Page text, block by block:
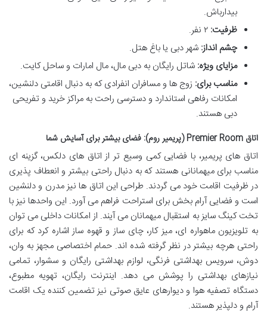
بیدارباش.
ظرفیت:
چشم انداز: شهر دبی یا باغ هتل.
مزایای ویژه: شاتل رایگان به دبی مال، مال امارات و ساحل کایت.
مناسب برای: زوج ها و مسافران انفرادی که به دنبال اقامتی دلنشین،
امکانات رفاهی استاندارد و دسترسی راحت به مراکز خرید و تفریحی
دبی هستند.
اتاق Premier Room (پریمیر روم): فضای بیشتر برای آسایش شما
اتاق های پریمیر، با فضایی کمی وسیع تر از اتاق های دلکس، گزینه ای
مناسب برای میهمانانی هستند که به دنبال راحتی بیشتر و انعطاف پذیری
در ظرفیت اقامت خود می گردند. طراحی این اتاق ها نیز مدرن و دلنشین
است و فضایی آرام بخش برای استراحت فراهم می آورد. این واحدها نیز با
تخت کینگ سایز به استقبال میهمانان می آیند. از امکانات داخلی می توان
به تلویزیون ماهواره ای، میز کار، چای ساز و قهوه ساز اشاره کرد که برای
راحتی هرچه بیشتر در نظر گرفته شده اند. حمام اختصاصی مجهز به وان،
دوش، سرویس بهداشتی فرنگی، لوازم بهداشتی رایگان و سشوار، تمامی
نیازهای بهداشتی را پوشش می دهد. اینترنت رایگان، تهویه مطبوع،
دستگاه تصفیه هوا و دیوارهای عایق صوتی نیز تضمین کننده یک اقامت
آرام و دلپذیر هستند.